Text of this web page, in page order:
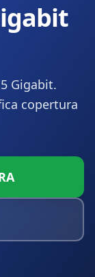
Gigabit.
copertura